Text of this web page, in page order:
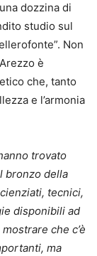
dozzina di
studio sul
Non
è
che, tanto
e l’armonia
trovato
bronzo della
tecnici,
disponibili ad
che c’è
ma